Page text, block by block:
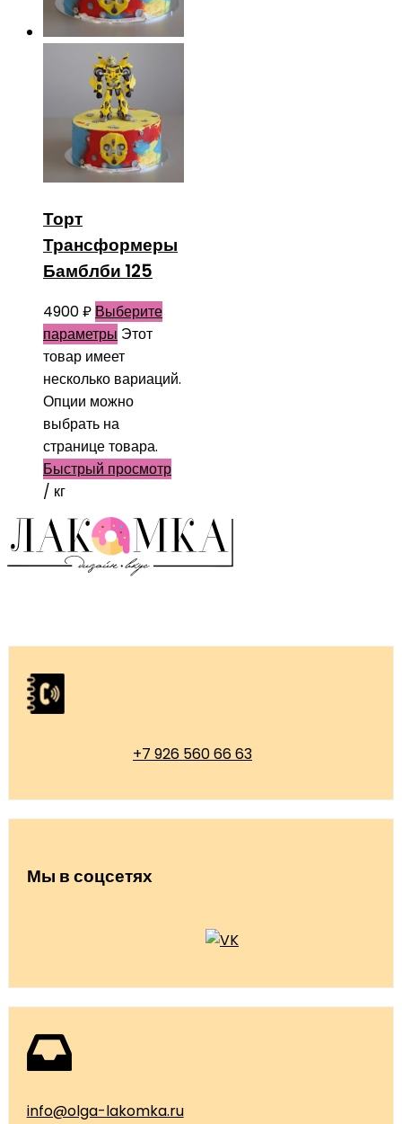
Торт
Трансформеры
Бамблби 125
4900₽ Выберите
параметры Этот
товар имеет
несколько вариаций.
Опции можно
выбрать на
странице товара.
Быстрый просмотр
/ кг
+7 926 560 66 63
Мы в соцсетях
info@olga-lakomka.ru